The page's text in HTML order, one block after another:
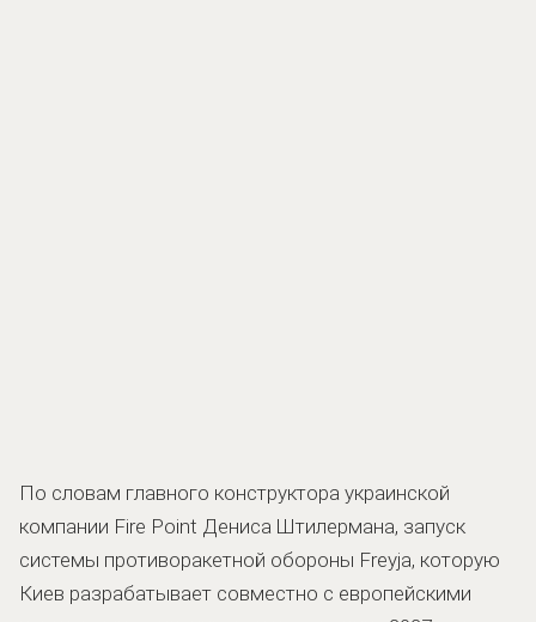
По словам главного конструктора украинской
компании Fire Point Дениса Штилермана, запуск
системы противоракетной обороны Freyja, которую
Киев разрабатывает совместно с европейскими